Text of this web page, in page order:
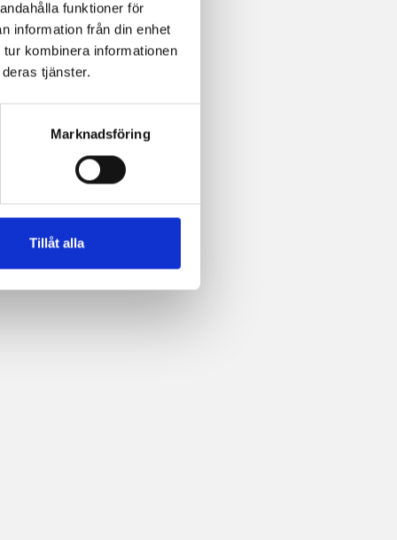
funktioner för
information från din enhet
kombinera informationen
tjänster.
Marknadsföring
Tillåt alla